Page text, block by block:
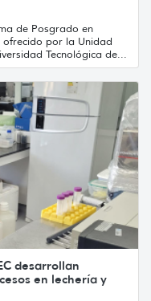
de Posgrado en
ofrecido por la Unidad
Tecnológica de...
desarrollan
en lechería y